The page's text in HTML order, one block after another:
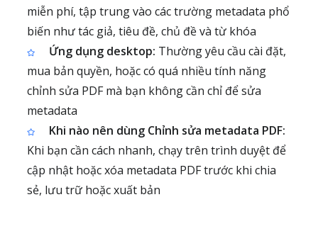
miễn phí, tập trung vào các trường metadata phổ
biến như tác giả, tiêu đề, chủ đề và từ khóa
Ứng dụng desktop: Thường yêu cầu cài đặt,
mua bản quyền, hoặc có quá nhiều tính năng
chỉnh sửa PDF mà bạn không cần chỉ để sửa
metadata
Khi nào nên dùng Chỉnh sửa metadata PDF:
Khi bạn cần cách nhanh, chạy trên trình duyệt để
cập nhật hoặc xóa metadata PDF trước khi chia
sẻ, lưu trữ hoặc xuất bản